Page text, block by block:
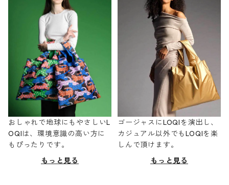
おしゃれで地球にもやさしいL
OQIは、環境意識の高い方に
もぴったりです。
もっと見る
ゴージャスにLOQIを演出し、
カジュアル以外でもLOQIを楽
しんで頂けます。
もっと見る